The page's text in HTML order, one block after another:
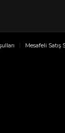
Mesafeli Satış